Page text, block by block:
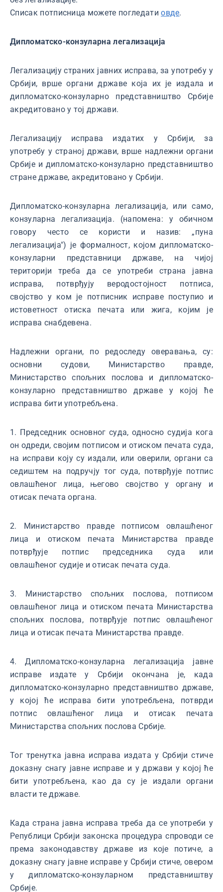
Списак потписница можете погледатиовде.
Дипломатско-конзуларна легализација
Легализацију страних јавних исправа, за употребу у
Србији, врше органи државе која их је издала и
дипломатско-конзуларно представништво Србије
акредитовано у тој држави.
Легализацију исправа издатих у Србији, за
употребу у страној држави, врше надлежни органи
Србије и дипломатско-конзуларно представништво
стране државе, акредитовано у Србији.
Дипломатско-конзуларна легализација, или само,
конзуларна легализација. (напомена: у обичном
говору често се користи и назив: „пуна
легализација") је формалност, којом дипломатско-
конзуларни представници државе, на чијој
територији треба да се употреби страна јавна
исправа, потврђују веродостојност потписа,
својство у ком је потписник исправе поступио и
истоветност отиска печата или жига, којим је
исправа снабдевена.
Надлежни органи, по редоследу оверавања, су:
основни судови, Министарство правде,
Министарство спољних послова и дипломатско-
конзуларно представништво државе у којој ће
исправа бити употребљена.
1. Председник основног суда, односно судија кога
он одреди, својим потписом и отиском печата суда,
на исправи коју су издали, или оверили, органи са
седиштем на подручју тог суда, потврђује потпис
овлашћеног лица, његово својство у органу и
отисак печата органа.
2. Министарство правде потписом овлашћеног
лица и отиском печата Министарства правде
потврђује потпис председника суда или
овлашћеног судије и отисак печата суда.
3. Министарство спољних послова, потписом
овлашћеног лица и отиском печата Министарства
спољних послова, потврђује потпис овлашћеног
лица и отисак печата Министарства правде.
4. Дипломатско-конзуларна легализација јавне
исправе издате у Србији окончана је, када
дипломатско-конзуларно представништво државе,
у којој ће исправа бити употребљена, потврди
потпис овлашћеног лица и отисак печата
Министарства спољних послова Србије.
Тог тренутка јавна исправа издата у Србији стиче
доказну снагу јавне исправе и у држави у којој ће
бити употребљена, као да су је издали органи
власти те државе.
Када страна јавна исправа треба да се употреби у
Републици Србији законска процедура спроводи се
према законодавству државе из које потиче, а
доказну снагу јавне исправе у Србији стиче, овером
у дипломатско-конзуларном представништву
Србије.